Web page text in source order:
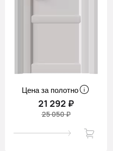
Цена за полотно
21 292 ₽
25 050 ₽